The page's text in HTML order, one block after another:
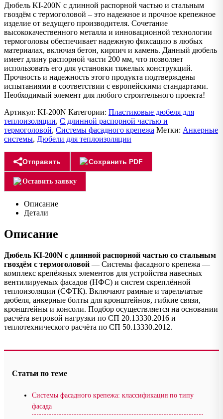
Дюбель KI-200N с длинной распорной частью и стальным
гвоздём с термоголовой – это надежное и прочное крепежное
изделие от ведущего производителя. Сочетание
высококачественного металла и инновационной технологии
термоголовы обеспечивает надежную фиксацию в любых
материалах, включая бетон, кирпич и камень. Данный дюбель
имеет длину распорной части 200 мм, что позволяет
использовать его для установки тяжелых конструкций.
Прочность и надежность этого продукта подтверждены
испытаниями в соответствии с европейскими стандартами.
Необходимый элемент для любого строительного проекта!
Артикул: KI-200N Категории: Пластиковые дюбеля для
теплоизоляции, С длинной распорной частью и
термоголовой, Системы фасадного крепежа Метки: Анкерные
системы, Дюбели для теплоизоляции
Отправить Сохранить PDF
Оставить заявку
Описание
Детали
Описание
Дюбель KI-200N с длинной распорной частью со стальным
гвоздём с термоголовой — Системы фасадного крепежа —
комплекс крепёжных элементов для устройства навесных
вентилируемых фасадов (НФС) и систем скреплённой
теплоизоляции (СФТК). Включают рамные и тарельчатые
дюбеля, анкерные болты для кронштейнов, гибкие связи,
кронштейны и консоли. Подбор осуществляется на основании
расчёта ветровой нагрузки по СП 20.13330.2016 и
теплотехнического расчёта по СП 50.13330.2012.
Статьи по теме
Системы фасадного крепежа: классификация по типу
фасада